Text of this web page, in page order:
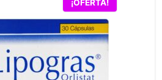
¡OFERTA!